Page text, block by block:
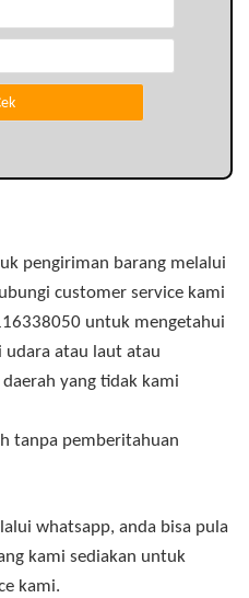
pengiriman barang melalui
customer service kami
untuk mengetahui
atau laut atau
yang tidak kami
tanpa pemberitahuan
whatsapp, anda bisa pula
kami sediakan untuk
kami.